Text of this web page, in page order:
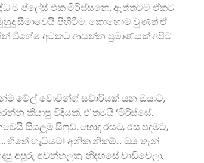
ම ප්ලේස් එක මිරිස්සනෙ. ඇත්තටම ඒකට
සීමාවෙයි පිහිටීම. කොහොම වුණත් ඒ
විශේෂ අටකට ආසන්න ප්‍රමාණයක් අපිට
වේල් වොචින්ග් සවාරියක් යන ඔයාට,
කියාපු විදියක්. ඒ තමයි ‘මිරිස්සේ..
සියලුම සීෆුඩ්. හොඳ රසට, රස පදමට,
හිතේ හැටියට! අනික නිකම්… ඔය තැන්
අපූරු අවන්හලක, නිදහසේ වාඩිවෙලා.